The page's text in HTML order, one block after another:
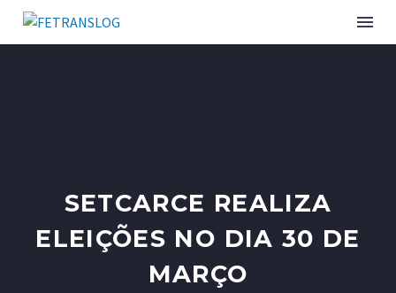
SETCARCE REALIZA
ELEIÇÕES NO DIA 30 DE
MARÇO